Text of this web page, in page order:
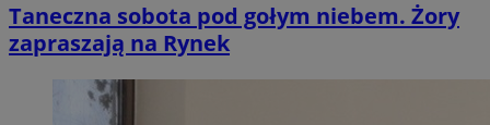
Taneczna sobota pod gołym niebem. Żory
zapraszają na Rynek